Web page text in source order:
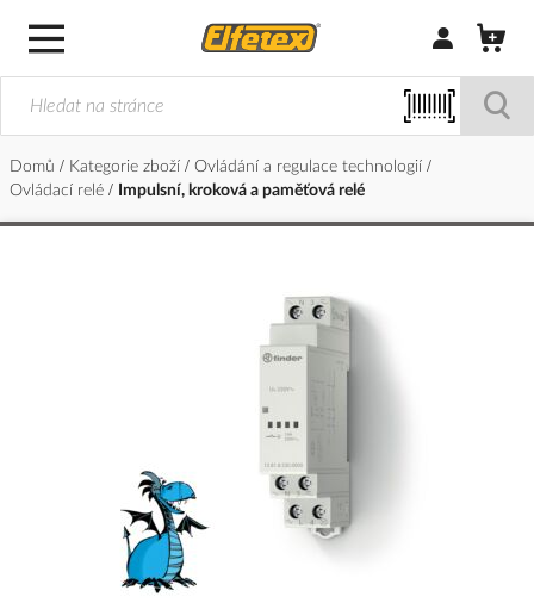
Přihlásit/
Domů Kategorie zboží
Ovládání a regulace technologií
Ovládací relé
Impulsní, kroková a paměťová relé